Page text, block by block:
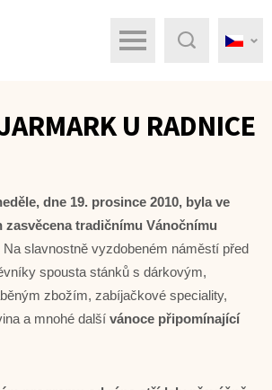
Menu
U RADNICE
dne 19. prosince 2010, byla ve
zasvěcena tradičnímu Vánočnímu
Na slavnostně vyzdobeném náměstí před
spousta stánků s dárkovým,
zbožím, zabíjačkové speciality,
a mnohé další vánoce připomínající